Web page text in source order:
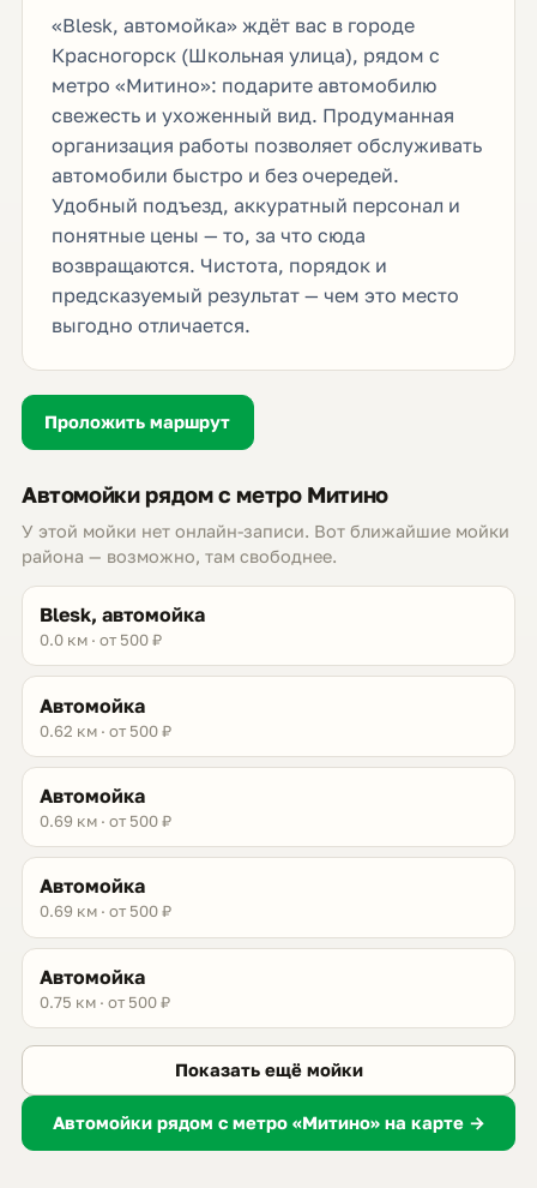
«Blesk, автомойка» ждёт вас в городе
Красногорск (Школьная улица), рядом с
метро «Митино»: подарите автомобилю
свежесть и ухоженный вид. Продуманная
организация работы позволяет обслуживать
автомобили быстро и без очередей.
Удобный подъезд, аккуратный персонал и
понятные цены — то, за что сюда
возвращаются. Чистота, порядок и
предсказуемый результат — чем это место
выгодно отличается.
Проложить маршрут
Автомойки рядом с метро Митино
У этой мойки нет онлайн-записи. Вот ближайшие мойки
района — возможно, там свободнее.
Blesk, автомойка
0.0 км · от 500 ₽
Автомойка
0.62 км · от 500 ₽
Автомойка
0.69 км · от 500 ₽
Автомойка
0.69 км · от 500 ₽
Автомойка
0.75 км · от 500 ₽
Показать ещё мойки
Автомойки рядом с метро «Митино» на карте →